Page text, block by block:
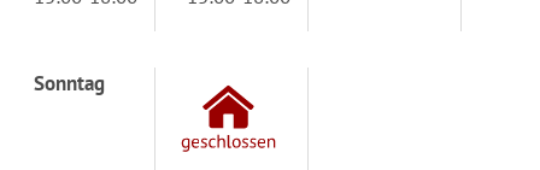
Sonntag